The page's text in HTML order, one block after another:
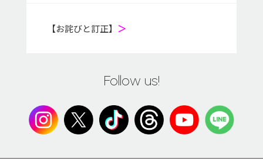
【お詫びと訂正】 ＞
Follow us!